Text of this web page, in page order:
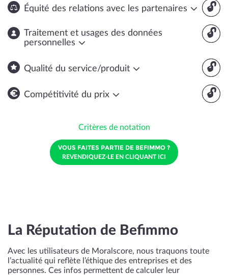
🔓
Équité des relations avec les partenaires
🔓
Traitement et usages des données
personnelles
🔓
Qualité du service/produit
🔓
Compétitivité du prix
Critères de notation
VOUS FAITES PARTIE DE BEFIMMO ?
REVENDIQUEZ-LE EN CLIQUANT ICI
La Réputation de Befimmo
Avec les utilisateurs de Moralscore, nous traquons toute
l’actualité qui reflète l’éthique des entreprises et des
personnes. Ces infos permettent de calculer leur